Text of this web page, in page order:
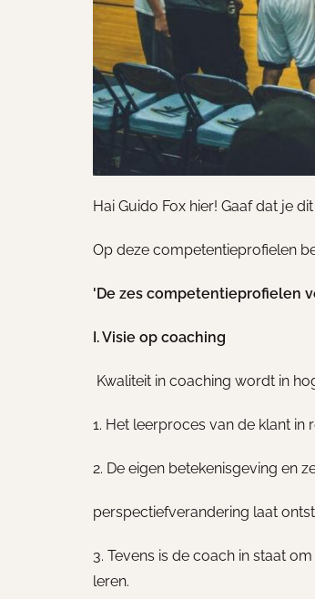
Hai Guido Fox hier! Gaaf dat je
Op deze competentieprofielen
'De zes competentieprofielen
I. Visie op coaching
Kwaliteit in coaching wordt in
1. Het leerproces van de klant in
2. De eigen betekenisgeving en
perspectiefverandering laat
3. Tevens is de coach in staat
leren.